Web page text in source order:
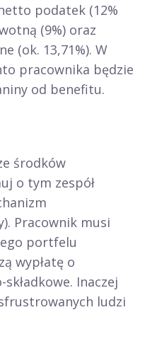
podatek (12%
(9%) oraz
(ok. 13,71%). W
pracownika będzie
od benefitu.
środków
o tym zespół
Pracownik musi
portfelu
wypłatę o
Inaczej
ludzi